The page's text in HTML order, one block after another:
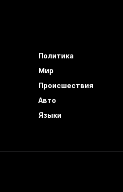
Политика
Мир
Происшествия
Авто
Языки